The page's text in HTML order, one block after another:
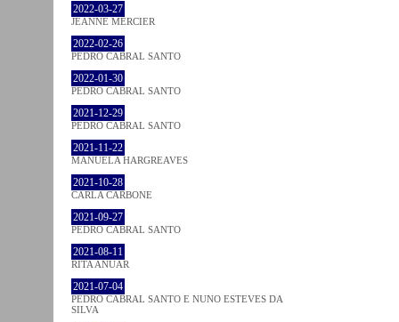
2022-03-27
JEANNE MERCIER
2022-02-26
PEDRO CABRAL SANTO
2022-01-30
PEDRO CABRAL SANTO
2021-12-29
PEDRO CABRAL SANTO
2021-11-22
MANUELA HARGREAVES
2021-10-28
CARLA CARBONE
2021-09-27
PEDRO CABRAL SANTO
2021-08-11
RITA ANUAR
2021-07-04
PEDRO CABRAL SANTO E NUNO ESTEVES DA
SILVA